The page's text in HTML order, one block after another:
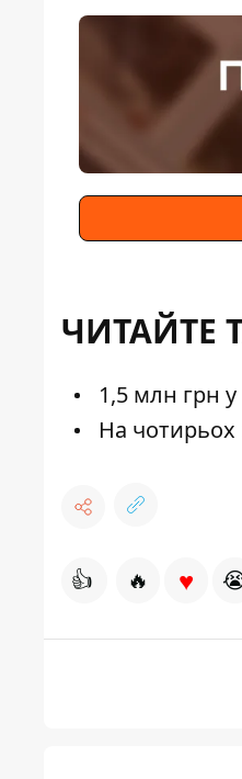
ЧИТАЙТЕ
1,5 млн грн
На чотирьох
👍 🔥 ♥